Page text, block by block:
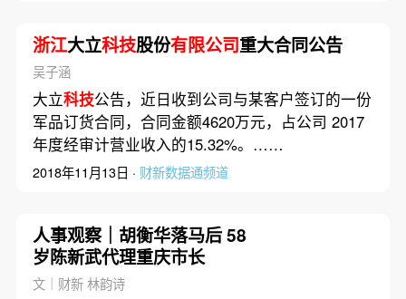
浙江大立科技股份有限公司重大合同公告
吴子涵
大立科技公告，近日收到公司与某客户签订的一份
军品订货合同，合同金额4620万元，占公司 2017
年度经审计营业收入的15.32%。……
2018年11月13日 · 财新数据通频道
人事观察｜胡衡华落马后 58
岁陈新武代理重庆市长
文｜财新 林韵诗